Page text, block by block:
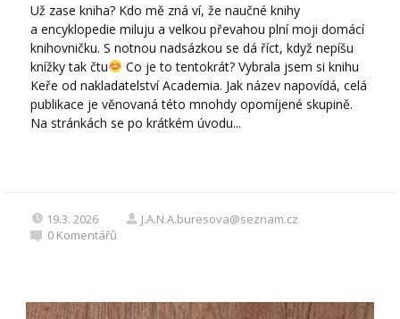
Už zase kniha? Kdo mě zná ví, že naučné knihy
a encyklopedie miluju a velkou převahou plní moji domácí
knihovničku. S notnou nadsázkou se dá říct, když nepíšu
knížky tak čtu
Co je to tentokrát? Vybrala jsem si knihu
Keře od nakladatelství Academia. Jak název napovídá, celá
publikace je věnovaná této mnohdy opomíjené skupině.
Na stránkách se po krátkém úvodu...
19.3. 2026
J.A.N.A.buresova@seznam.cz
0 Komentářů